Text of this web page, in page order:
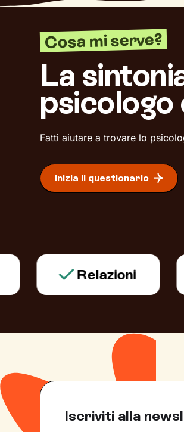
Cosa mi serve?
La
psicologo
Fatti aiutare a trovare lo
Inizia il questionario
Relazioni
Iscriviti alla